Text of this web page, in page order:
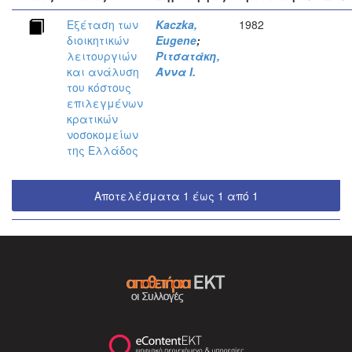
Εξέταση των
διοικητικών
λειτουργιών
και ανάλυση
του κόστους
επιλεγμένων
κρατικών
νοσοκομείων
της Ελλάδος
Kaczka,
Eugene;
Ριτσατάκη,
Άννα Ι.
1982
Αποτελέσματα 1 έως 1 από 1